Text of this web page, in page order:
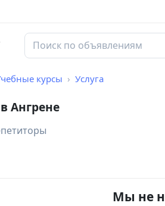
курсы Услуга
Ангрене
Мы не